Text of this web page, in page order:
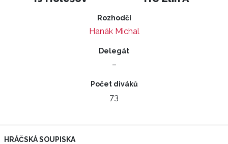
Rozhodčí
Hanák Michal
Delegát
–
Počet diváků
73
HRÁČSKÁ SOUPISKA